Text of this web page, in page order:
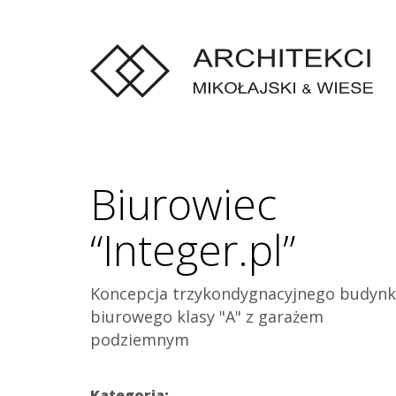
Biurowiec
“Integer.pl”
Koncepcja trzykondygnacyjnego
biurowego klasy "A" z garażem
podziemnym